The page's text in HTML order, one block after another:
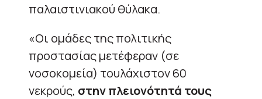
παλαιστινιακού θύλακα.
«Οι ομάδες της πολιτικής
προστασίας μετέφεραν (σε
νοσοκομεία) τουλάχιστον 60
νεκρούς, στην πλειονότητά τους